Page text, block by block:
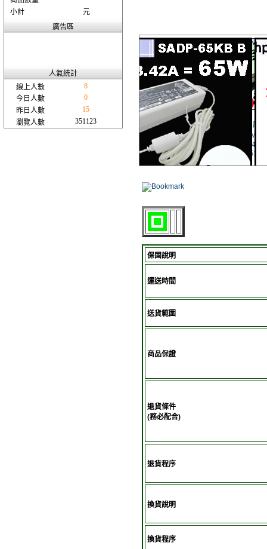
小計
元
廣告區
人氣統計
線上人數
8
今日人數
0
昨日人數
15
瀏覽人數
351123
保固說明
運送時間
送貨範圍
商品保證
退貨條件
(務必配合)
退貨程序
換貨說明
換貨程序